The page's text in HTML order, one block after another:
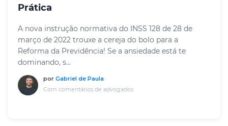
Prática
A nova instrução normativa do INSS 128 de 28 de
março de 2022 trouxe a cereja do bolo para a
Reforma da Previdência! Se a ansiedade está te
dominando, s...
por Gabriel de Paula
Com comentários de advogados